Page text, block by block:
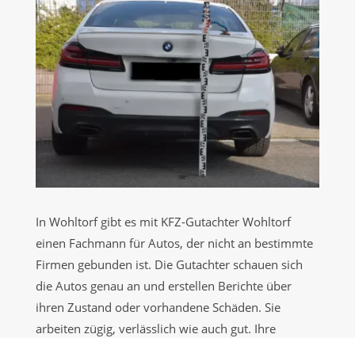
In Wohltorf gibt es mit KFZ-Gutachter Wohltorf
einen Fachmann für Autos, der nicht an bestimmte
Firmen gebunden ist. Die Gutachter schauen sich
die Autos genau an und erstellen Berichte über
ihren Zustand oder vorhandene Schäden. Sie
arbeiten zügig, verlässlich wie auch gut. Ihre